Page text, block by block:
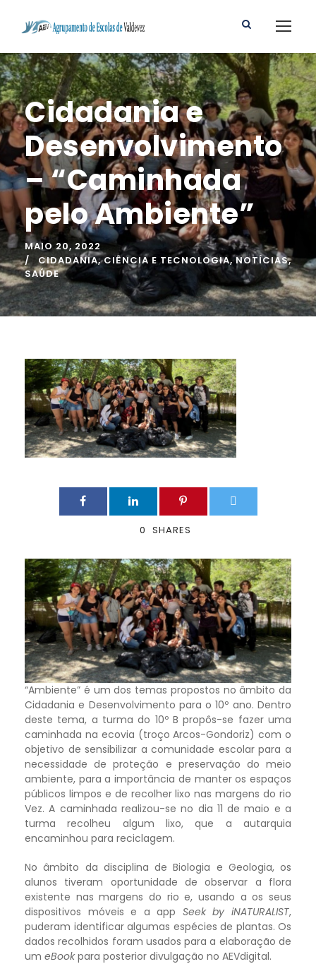
Cidadania e
Desenvolvimento
– “Caminhada
pelo Ambiente”
MAIO 20, 2022
CIDADANIA, CIÊNCIA E TECNOLOGIA, NOTÍCIAS,
SAÚDE
0 SHARES
“Ambiente” é um dos temas propostos no âmbito da
Cidadania e Desenvolvimento para o 10º ano. Dentro
deste tema, a turma do 10º B propôs-se fazer uma
caminhada na ecovia (troço Arcos-Gondoriz) com o
objetivo de sensibilizar a comunidade escolar para a
necessidade de proteção e preservação do meio
ambiente, para a importância de manter os espaços
públicos limpos e de recolher lixo nas margens do rio
Vez. A caminhada realizou-se no dia 11 de maio e a
turma recolheu algum lixo, que a autarquia
encaminhou para reciclagem.
No âmbito da disciplina de Biologia e Geologia, os
alunos tiveram oportunidade de observar a flora
existente nas margens do rio e, usando a os seus
dispositivos móveis e a app Seek by iNATURALIST,
puderam identificar algumas espécies de plantas. Os
dados recolhidos foram usados para a elaboração de
um eBookpara posterior divulgação no AEVdigital.